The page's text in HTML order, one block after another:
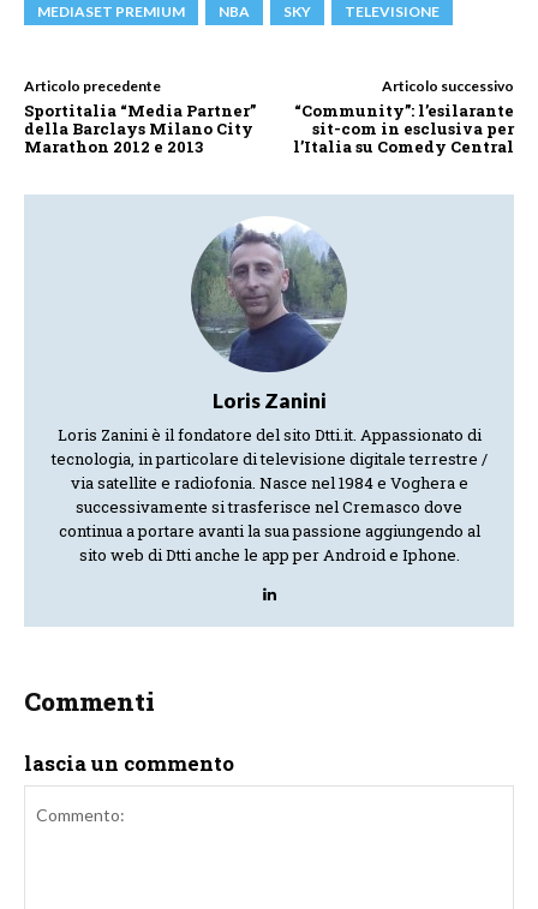
MEDIASET PREMIUM
NBA SKY TELEVISIONE
Articolo precedente
Sportitalia “Media Partner”
della Barclays Milano City
Marathon 2012 e 2013
Articolo successivo
“Community”: l’esilarante
sit-com in esclusiva per
l’Italia su Comedy Central
Loris Zanini
Loris Zanini è il fondatore del sito Dtti.it. Appassionato di
tecnologia, in particolare di televisione digitale terrestre /
via satellite e radiofonia. Nasce nel 1984 e Voghera e
successivamente si trasferisce nel Cremasco dove
continua a portare avanti la sua passione aggiungendo al
sito web di Dtti anche le app per Android e Iphone.
Commenti
lascia un commento